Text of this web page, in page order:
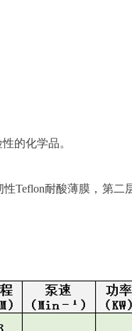
的化学品。
Teflon耐酸薄膜，第